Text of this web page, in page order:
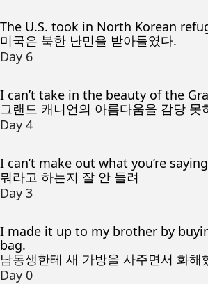
The U.S. took in North Korean
미국은 북한 난민을 받아들였다.
Day 6
I can’t take in the beauty of the
그랜드 캐니언의 아름다움을 감당 못
Day 4
I can’t make out what you’re
뭐라고 하는지 잘 안 들려
Day 3
I made it up to my brother by
bag.
남동생한테 새 가방을 사주면서 화해
Day 0